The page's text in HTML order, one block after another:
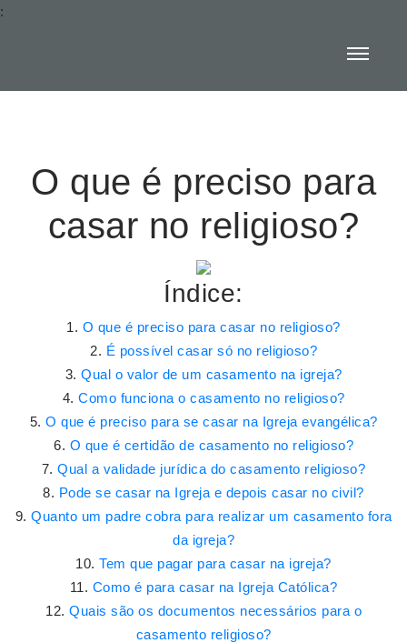
:
O que é preciso para
casar no religioso?
Índice:
O que é preciso para casar no religioso?
É possível casar só no religioso?
Qual o valor de um casamento na igreja?
Como funciona o casamento no religioso?
O que é preciso para se casar na Igreja evangélica?
O que é certidão de casamento no religioso?
Qual a validade jurídica do casamento religioso?
Pode se casar na Igreja e depois casar no civil?
Quanto um padre cobra para realizar um casamento fora
da igreja?
Tem que pagar para casar na igreja?
Como é para casar na Igreja Católica?
Quais são os documentos necessários para o
casamento religioso?